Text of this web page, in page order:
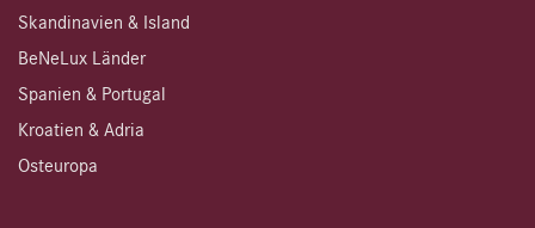
Skandinavien & Island
BeNeLux Länder
Spanien & Portugal
Kroatien & Adria
Osteuropa